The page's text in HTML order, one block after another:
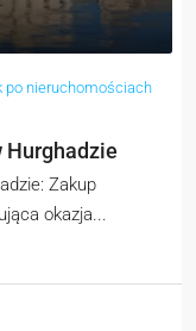
po nieruchomościach
Hurghadzie
Zakup
okazja...